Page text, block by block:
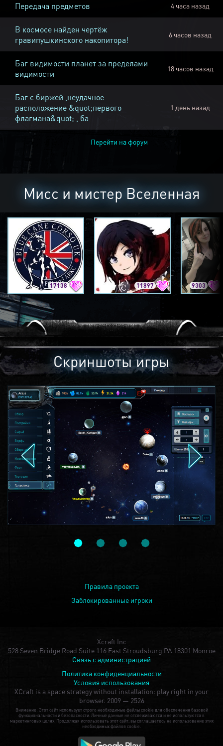
Передача предметов 4 часа назад
В космосе найден чертёж
гравипушкинского накопитора!
6 часов назад
Баг видимости планет за пределами
видимости
18 часов назад
Баг с биржей ,неудачное
расположение &quot;первого
флагмана&quot; , ба
1 день назад
Перейти на форум
Мисс и мистер Вселенная
17138 11897 9303
Скриншоты игры
Правила проекта
Заблокированные игроки
Xcraft Inc
528 Seven Bridge Road Suite 116 East Stroudsburg PA 18301 Monroe
Связь с администрацией
Политика конфиденциальности
Условия использования
XCraft is a space strategy without installation: play right in your
browser. 2009 — 2526
Внимание: Этот сайт использует строго необходимые файлы cookie для обеспечения базовой
функциональности и безопасности. Личные данные не отслеживаются и не используются в
маркетинговых целях. Продолжая использовать этот сайт, вы соглашаетесь на использование этих
необходимых файлов cookie.